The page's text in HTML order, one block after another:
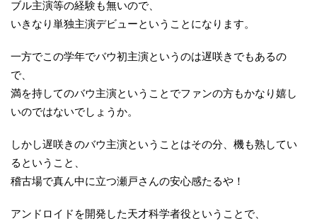
ブル主演等の経験も無いので、
いきなり単独主演デビューということになります。
一方でこの学年でバウ初主演というのは遅咲きでもあるの
で、
満を持してのバウ主演ということでファンの方もかなり嬉し
いのではないでしょうか。
しかし遅咲きのバウ主演ということはその分、機も熟してい
るということ、
稽古場で真ん中に立つ瀬戸さんの安心感たるや！
アンドロイドを開発した天才科学者役ということで、